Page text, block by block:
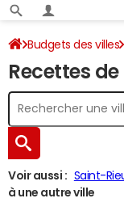
Budgets des villes
Recettes
Voir aussi : Saint-
à une autre ville